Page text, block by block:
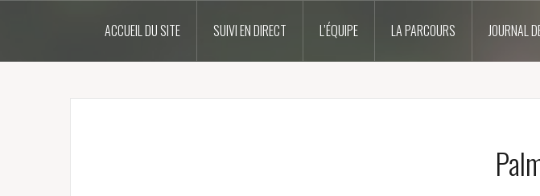
ACCUEIL DU SITE SUIVI EN DIRECT L’ÉQUIPE LA PARCOURS JOURNAL